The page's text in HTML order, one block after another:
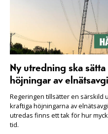
Ny utredning ska
höjningar av
Regeringen tillsätter en särskild
kraftiga höjningarna av
utredas finns ett tak för hur
tid.